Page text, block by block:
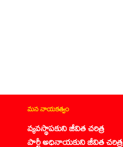
మన నాయకత్వం
వ్యవస్థాపకుని జీవిత చరిత్ర
పార్టీ అధినాయకుని జీవిత చరిత్ర